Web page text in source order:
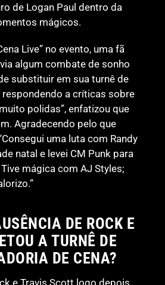
de Logan Paul dentro da
mágicos.
Live” no evento, uma fã
algum combate de sonho
substituir em sua turnê de
respondendo a críticas sobre
polidas”, enfatizou que
Agradecendo pelo que
uma luta com Randy
natal e levei CM Punk para
mágica com AJ Styles;
DE ROCK E
A TURNÊ DE
DE CENA?
e Travis Scott logo depois